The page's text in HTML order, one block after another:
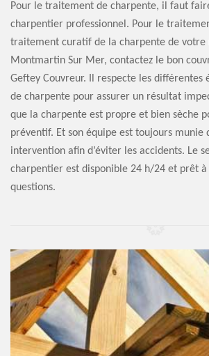
Pour le traitement de charpente, il faut
charpentier professionnel. Pour le
traitement curatif de la charpente de votre
Montmartin Sur Mer, contactez le bon
Geftey Couvreur. Il respecte les différentes
de charpente pour assurer un résultat
que la charpente est propre et bien sèche
préventif. Et son équipe est toujours munie
intervention afin d’éviter les accidents. Le
charpentier est disponible 24 h/24 et prêt à
questions.